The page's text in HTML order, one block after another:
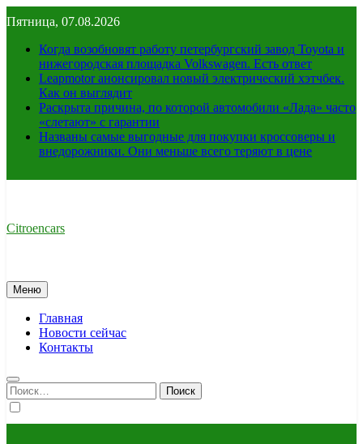
к
содержимому
Пятница, 07.08.2026
Когда возобновят работу петербургский завод Toyota и
нижегородская площадка Volkswagen. Есть ответ
Leapmotor анонсировал новый электрический хэтчбек.
Как он выглядит
Раскрыта причина, по которой автомобили «Лада» часто
«слетают» с гарантии
Названы самые выгодные для покупки кроссоверы и
внедорожники. Они меньше всего теряют в цене
Citroencars
Меню
Главная
Новости сейчас
Контакты
Найти: